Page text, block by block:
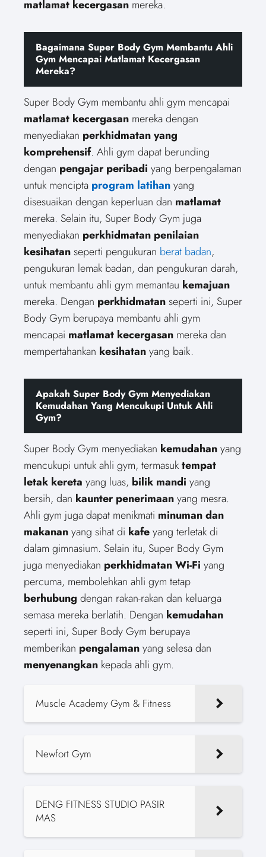
matlamat kecergasan mereka.
Bagaimana Super Body Gym Membantu Ahli
Gym Mencapai Matlamat Kecergasan
Mereka?
Super Body Gym membantu ahli gym mencapai
matlamat kecergasan mereka dengan
menyediakan perkhidmatan yang
komprehensif. Ahli gym dapat berunding
dengan pengajar peribadi yang berpengalaman
untuk mencipta program latihanyang
disesuaikan dengan keperluan dan matlamat
mereka. Selain itu, Super Body Gym juga
menyediakan perkhidmatan penilaian
kesihatanseperti pengukuran berat badan,
pengukuran lemak badan, dan pengukuran darah,
untuk membantu ahli gym memantau kemajuan
mereka. Dengan perkhidmatanseperti ini, Super
Body Gym berupaya membantu ahli gym
mencapai matlamat kecergasan mereka dan
mempertahankan kesihatanyang baik.
Apakah Super Body Gym Menyediakan
Kemudahan Yang Mencukupi Untuk Ahli
Gym?
Super Body Gym menyediakan kemudahanyang
mencukupi untuk ahli gym, termasuktempat
letak kereta yang luas, bilik mandi yang
bersih, dan kaunter penerimaanyang mesra.
Ahli gym juga dapat menikmati minuman dan
makananyang sihat di kafeyang terletak di
dalam gimnasium. Selain itu, Super Body Gym
juga menyediakan perkhidmatan Wi-Fi yang
percuma, membolehkan ahli gym tetap
berhubung dengan rakan-rakan dan keluarga
semasa mereka berlatih. Dengan kemudahan
seperti ini, Super Body Gym berupaya
memberikan pengalamanyang selesa dan
menyenangkan kepada ahli gym.
Muscle Academy Gym & Fitness
Newfort Gym
DENG FITNESS STUDIO PASIR
MAS